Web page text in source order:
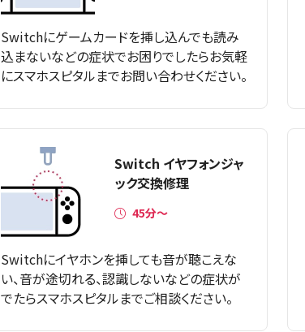
Switchにゲームカードを挿し込んでも読み
込まないなどの症状でお困りでしたらお気軽
にスマホスピタルまでお問い合わせください。
Switch イヤフォンジャ
ック交換修理
45分〜
Switchにイヤホンを挿しても音が聴こえな
い、音が途切れる、認識しないなどの症状が
でたらスマホスピタルまでご相談ください。